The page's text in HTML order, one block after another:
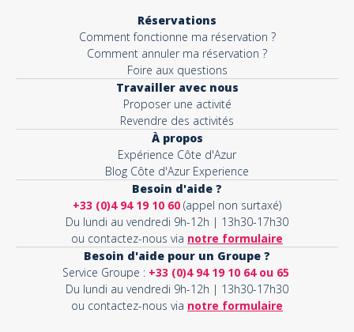
Réservations
Comment fonctionne ma réservation ?
Comment annuler ma réservation ?
Foire aux questions
Travailler avec nous
Proposer une activité
Revendre des activités
À propos
Expérience Côte d'Azur
Blog Côte d'Azur Experience
Besoin d'aide ?
+33 (0)4 94 19 10 60 (appel non surtaxé)
Du lundi au vendredi 9h-12h | 13h30-17h30
ou contactez-nous via notre formulaire
Besoin d'aide pour un Groupe ?
Service Groupe : +33 (0)4 94 19 10 64 ou 65
Du lundi au vendredi 9h-12h | 13h30-17h30
ou contactez-nous via notre formulaire